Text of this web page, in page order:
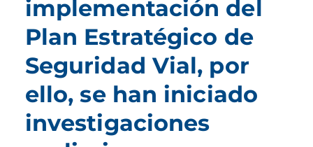
implementación del
Plan Estratégico de
Seguridad Vial, por
ello, se han iniciado
investigaciones